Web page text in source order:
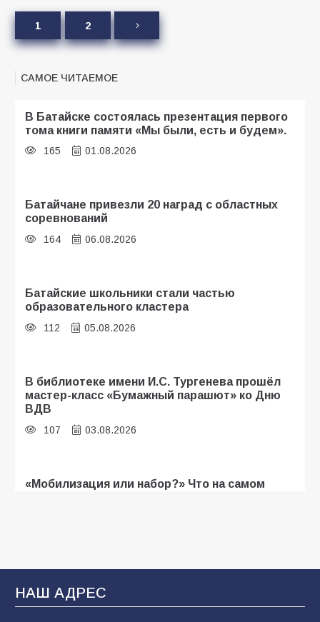
1 2
САМОЕ ЧИТАЕМОЕ
В Батайске состоялась презентация первого
тома книги памяти «Мы были, есть и будем».
165 01.08.2026
Батайчане привезли 20 наград с областных
соревнований
164 06.08.2026
Батайские школьники стали частью
образовательного кластера
112 05.08.2026
В библиотеке имени И.С. Тургенева прошёл
мастер-класс «Бумажный парашют» ко Дню
ВДВ
107 03.08.2026
«Мобилизация или набор?» Что на самом
В Батайске продолжаются дорожные работы
101 04.08.2026
НАШ АДРЕС